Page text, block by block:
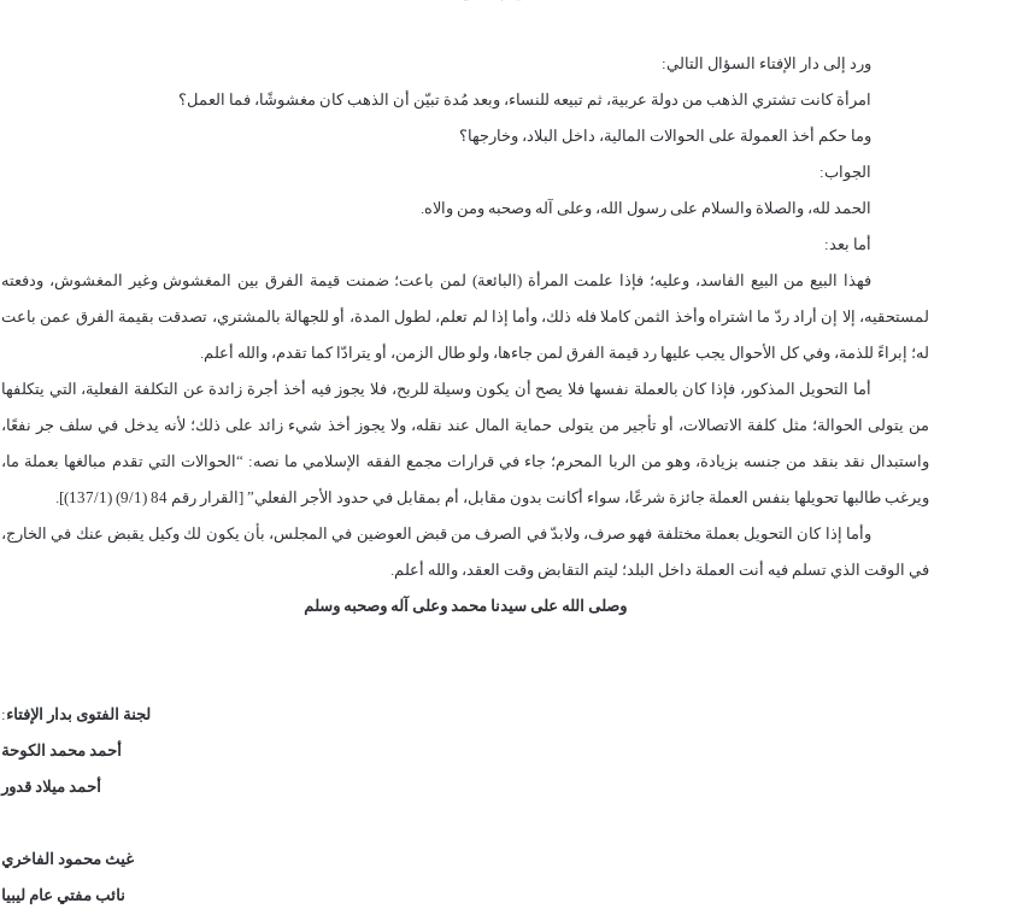
ورد إلى دار الإفتاء السؤال التالي:
امرأة كانت تشتري الذهب من دولة عربية، ثم تبيعه للنساء، وبعد مُدة تبيّن أن الذهب كان مغشوشًا، فما العمل؟
وما حكم أخذ العمولة على الحوالات المالية، داخل البلاد، وخارجها؟
الجواب:
الحمد لله، والصلاة والسلام على رسول الله، وعلى آله وصحبه ومن والاه.
أما بعد:
فهذا البيع من البيع الفاسد، وعليه؛ فإذا علمت المرأة (البائعة) لمن باعت؛ ضمنت قيمة الفرق بين المغشوش وغير المغشوش، ودفعته
لمستحقيه، إلا إن أراد ردّ ما اشتراه وأخذ الثمن كاملا فله ذلك، وأما إذا لم تعلم، لطول المدة، أو للجهالة بالمشتري، تصدقت بقيمة الفرق عمن باعت
له؛ إبراءً للذمة، وفي كل الأحوال يجب عليها رد قيمة الفرق لمن جاءها، ولو طال الزمن، أو يترادّا كما تقدم، والله أعلم.
أما التحويل المذكور، فإذا كان بالعملة نفسها فلا يصح أن يكون وسيلة للربح، فلا يجوز فيه أخذ أجرة زائدة عن التكلفة الفعلية، التي يتكلفها
من يتولى الحوالة؛ مثل كلفة الاتصالات، أو تأجير من يتولى حماية المال عند نقله، ولا يجوز أخذ شيء زائد على ذلك؛ لأنه يدخل في سلف جر نفعًا،
واستبدال نقد بنقد من جنسه بزيادة، وهو من الربا المحرم؛ جاء في قرارات مجمع الفقه الإسلامي ما نصه: “الحوالات التي تقدم مبالغها بعملة ما،
ويرغب طالبها تحويلها بنفس العملة جائزة شرعًا، سواء أكانت بدون مقابل، أم بمقابل في حدود الأجر الفعلي” [القرار رقم 84 (9/1) (137/1)].
وأما إذا كان التحويل بعملة مختلفة فهو صرف، ولابدّ في الصرف من قبض العوضين في المجلس، بأن يكون لك وكيل يقبض عنك في الخارج،
في الوقت الذي تسلم فيه أنت العملة داخل البلد؛ ليتم التقابض وقت العقد، والله أعلم.
وصلى الله على سيدنا محمد وعلى آله وصحبه وسلم
لجنة الفتوى بدار الإفتاء:
أحمد محمد الكوحة
أحمد ميلاد قدور
غيث محمود الفاخري
نائب مفتي عام ليبيا